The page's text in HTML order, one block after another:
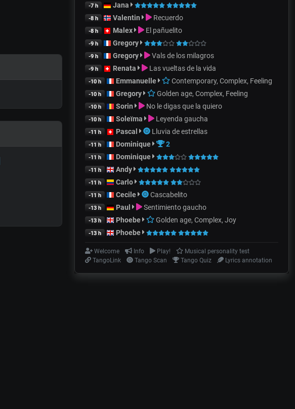
-7 h Jana
-8 h Valentin Recuerdo
-8 h Malex El pañuelito
-9 h Gregory
-9 h Gregory Vals de los milagros
-9 h Renata Las vueltas de la vida
-10 h Emmanuelle Contemporary, Complex, Feeling
-10 h Gregory Golden age, Complex, Feeling
-10 h Sorin No le digas que la quiero
-10 h Soleïma Leyenda gaucha
-11 h Pascal Lluvia de estrellas
-11 h Dominique 2
-11 h Dominique
-11 h Andy
-11 h Carlo
-11 h Cecile Cascabelito
-13 h Paul Sentimiento gaucho
-13 h Phoebe Golden age, Complex, Joy
-13 h Phoebe
Welcome Info Play!
Musical personality test
TangoLink
Tango Scan Tango Quiz Lyrics annotation